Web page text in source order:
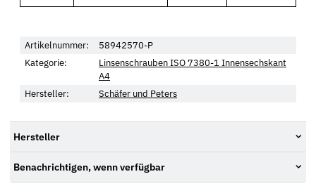
Artikelnummer:
58942570-P
Kategorie:
Linsenschrauben ISO 7380-1 Innensechskant
A4
Hersteller:
Schäfer und Peters
Hersteller
Benachrichtigen, wenn verfügbar